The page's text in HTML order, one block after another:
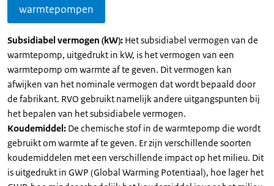
warmtepompen
Subsidiabel vermogen (kW): Het subsidiabel vermogen van de
warmtepomp, uitgedrukt in kW, is het vermogen van een
warmtepomp om warmte af te geven. Dit vermogen kan
afwijken van het nominale vermogen dat wordt bepaald door
de fabrikant. RVO gebruikt namelijk andere uitgangspunten bij
het bepalen van het subsidiabele vermogen.
Koudemiddel: De chemische stof in de warmtepomp die wordt
gebruikt om warmte af te geven. Er zijn verschillende soorten
koudemiddelen met een verschillende impact op het milieu. Dit
is uitgedrukt in GWP (Global Warming Potentiaal), hoe lager het